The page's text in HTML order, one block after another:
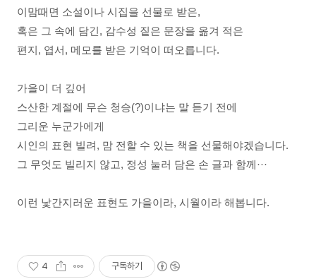
이맘때면 소설이나 시집을 선물로 받은,
혹은 그 속에 담긴, 감수성 짙은 문장을 옮겨 적은
편지 , 엽서 , 메모를 받은 기억이 떠오릅니다.
가을이 더 깊어
스산한 계절에 무슨 청승(?)이냐는 말 듣기 전에
그리운 누군가에게
시인의 표현 빌려 , 맘 전할 수 있는 책을 선물해야겠습니다.
그 무엇도 빌리지 않고, 정성 눌러 담은 손 글과 함께···
이런 낯간지러운 표현도 가을이라, 시월이라 해봅니다.
4 구독하기